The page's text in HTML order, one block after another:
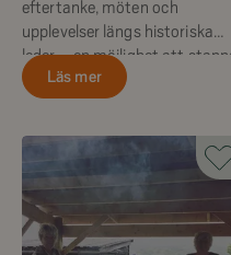
eftertanke, möten och
upplevelser längs historiska
leder – en möjlighet att
upp, fylla på med ny energi och
dela vägen med andra.
Läs mer